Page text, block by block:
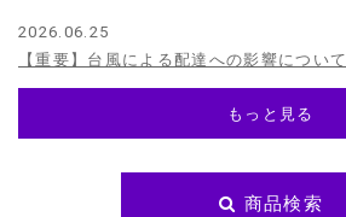
2026.06.25
【重要】台風による配達への影響について
もっと見る
商品検索